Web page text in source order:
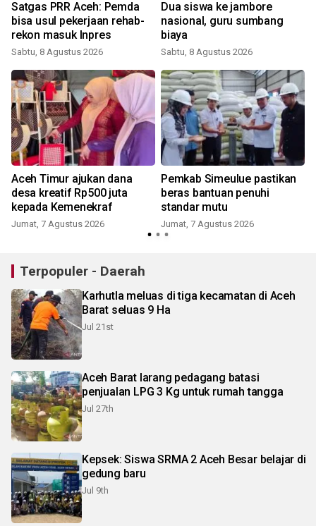
Satgas PRR Aceh: Pemda
bisa usul pekerjaan rehab-
rekon masuk Inpres
Sabtu, 8 Agustus 2026
Dua siswa ke jambore
nasional, guru sumbang
biaya
Sabtu, 8 Agustus 2026
Aceh Timur ajukan dana
desa kreatif Rp500 juta
kepada Kemenekraf
Jumat, 7 Agustus 2026
Pemkab Simeulue pastikan
beras bantuan penuhi
standar mutu
Jumat, 7 Agustus 2026
Terpopuler - Daerah
Karhutla meluas di tiga kecamatan di Aceh
Barat seluas 9 Ha
Jul 21st
Aceh Barat larang pedagang batasi
penjualan LPG 3 Kg untuk rumah tangga
Jul 27th
Kepsek: Siswa SRMA 2 Aceh Besar belajar di
gedung baru
Jul 9th